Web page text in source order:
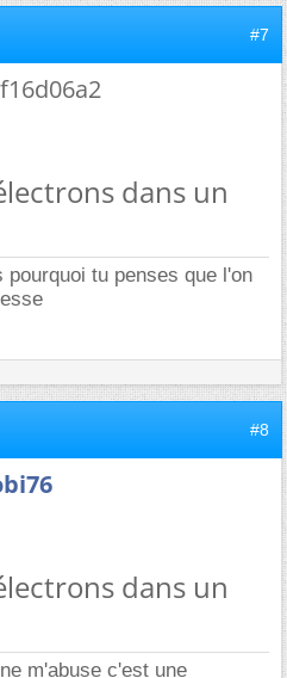
#7
dans un
tu penses que l'on
#8
dans un
m'abuse c'est une